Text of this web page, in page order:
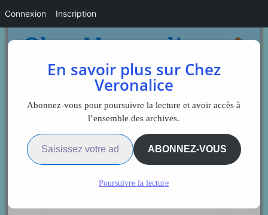
Sidebar
En savoir plus sur Chez
Veronalice
Abonnez-vous pour poursuivre la lecture et avoir accès à
l’ensemble des archives.
Saisissez votre adresse e-mail…
ABONNEZ-VOUS
Poursuivre la lecture
Connexion Inscription